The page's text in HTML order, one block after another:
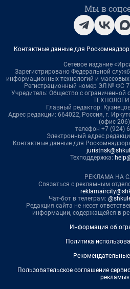
Мы в
Контактные данные для
Сетевое издание
Зарегистрировано Федеральной
информационных технологий и
Регистрационный номер ЭЛ № ФС
Учредитель: Общество с
Главный редактор:
Адрес редакции: 664022, Россия, г.
(офис
телефон +7 (924)
Электронный адрес
Контактные данные для
Техподдержка:
РЕКЛАМА НА
Связаться с рекламным
Чат-бот в телеграм:
Редакция сайта не несет
информации, содержащейся в
Информация об
Политика
Пользовательское соглашение
рекламы»